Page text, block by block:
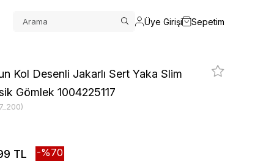
Üye Girişi Sepetim
Kol Desenli Jakarlı Sert Yaka Slim
Gömlek 1004225117
TL 70